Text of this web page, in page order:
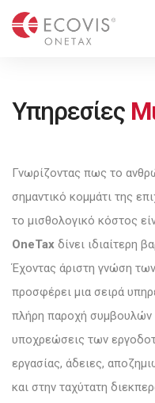
Υπηρεσίες
Γνωρίζοντας πως το
σημαντικό κομμάτι της
το μισθολογικό κόστος
OneTax δίνει ιδιαίτερη
Έχοντας άριστη γνώση
προσφέρει μια σειρά
πλήρη παροχή
υποχρεώσεις των
εργασίας, άδειες,
και στην ταχύτατη